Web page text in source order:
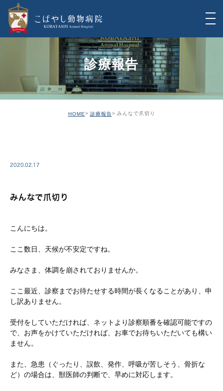
診療報告
HOME 診療報告 みんなで爪切り
2020.02.17
みんなで爪切り
こんにちは。
ここ数日、天候が不安定ですね。
みなさま、体調を崩されておりませんか。
ここ最近、診察までお待たせする時間が長くなることがあり、申
し訳ありません。
受付をしていただければ、ネットより診察順番を確認可能ですの
で、お声をかけていただければ、お車でお待ちいただいても構い
ません。
また、急患（ぐったり、誤飲、発作、呼吸が苦しそう、骨折な
ど）の場合は、獣医師の判断で、早めに対応します。